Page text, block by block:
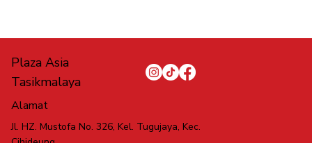
Jl. HZ. Mustofa No. 326, Kel. Tugujaya, Kec.
Alamat
Plaza Asia
Tasikmalaya